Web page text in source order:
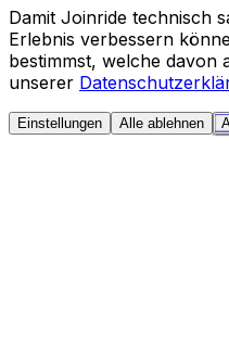
Damit Joinride technisch
Erlebnis verbessern
bestimmst, welche davon
unserer
Einstellungen Alle ablehnen